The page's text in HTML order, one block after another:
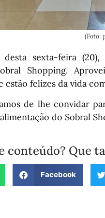
(Foto:
sexta-feira
Shopping.
estão felizes da vida
de lhe convidar
do Sobral
conteúdo? Que
Facebook